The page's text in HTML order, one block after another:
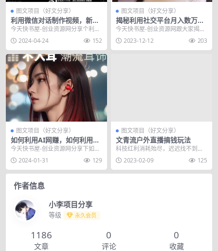
图文项目（好文分享）
利用微信对话制作视频，新手
也能日入100+的新玩法
今天快书屋-创业资源网分享个利用
微信对话制作视频，新手也能日入1
00+的新玩法，...
2024-04-24 152
图文项目（好文分享）
揭秘利用社交平台月入数万的
暴利灰色项目
今天快书屋-创业资源网跟大家揭秘
个利用社交平台月入数万的暴利灰
色项目，在这个快节...
2023-12-12 203
图文项目（好文分享）
如何利用AI网赚，如何利用AI
做跨境？
今天快书屋-创业资源网分享下如何
利用AI网赚，如何利用AI做跨境？
你喜欢或者不喜...
2024-01-31 129
图文项目（好文分享）
文青流户外直播搞钱玩法
科技红利消耗殆尽，迟迟找不到新
增量，存量竞争会催生内卷，内卷
会激发矛盾，矛盾会造...
2023-02-09 125
作者信息
小李项目分享
等级 永久会员
1186
文章
0
评论
0
收藏